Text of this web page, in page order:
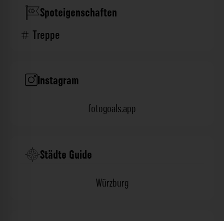
Spoteigenschaften
Treppe
Instagram
fotogoals.app
Städte Guide
Würzburg